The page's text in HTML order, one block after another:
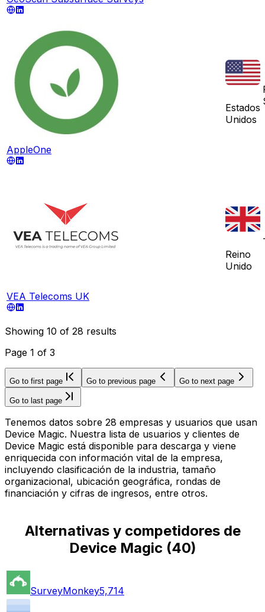
AppleOne
Estados
Unidos
VEA Telecoms UK
Reino
Unido
Showing 10 of 28 results
Page 1 of 3
Go to first page Go to previous page Go to next page
Go to last page
Tenemos datos sobre 28 empresas y usuarios que usan
Device Magic. Nuestra lista de usuarios y clientes de
Device Magic está disponible para descarga y viene
enriquecida con información vital de la empresa,
incluyendo clasificación de la industria, tamaño
organizacional, ubicación geográfica, rondas de
financiación y cifras de ingresos, entre otros.
Alternativas y competidores de
Device Magic (40)
SurveyMonkey5,714